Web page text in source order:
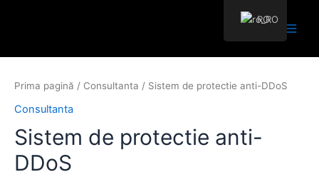
Main
Prima pagină / Consultanta / Sistem de protectie anti-DDoS
Consultanta
Sistem de protectie anti-
DDoS
RO